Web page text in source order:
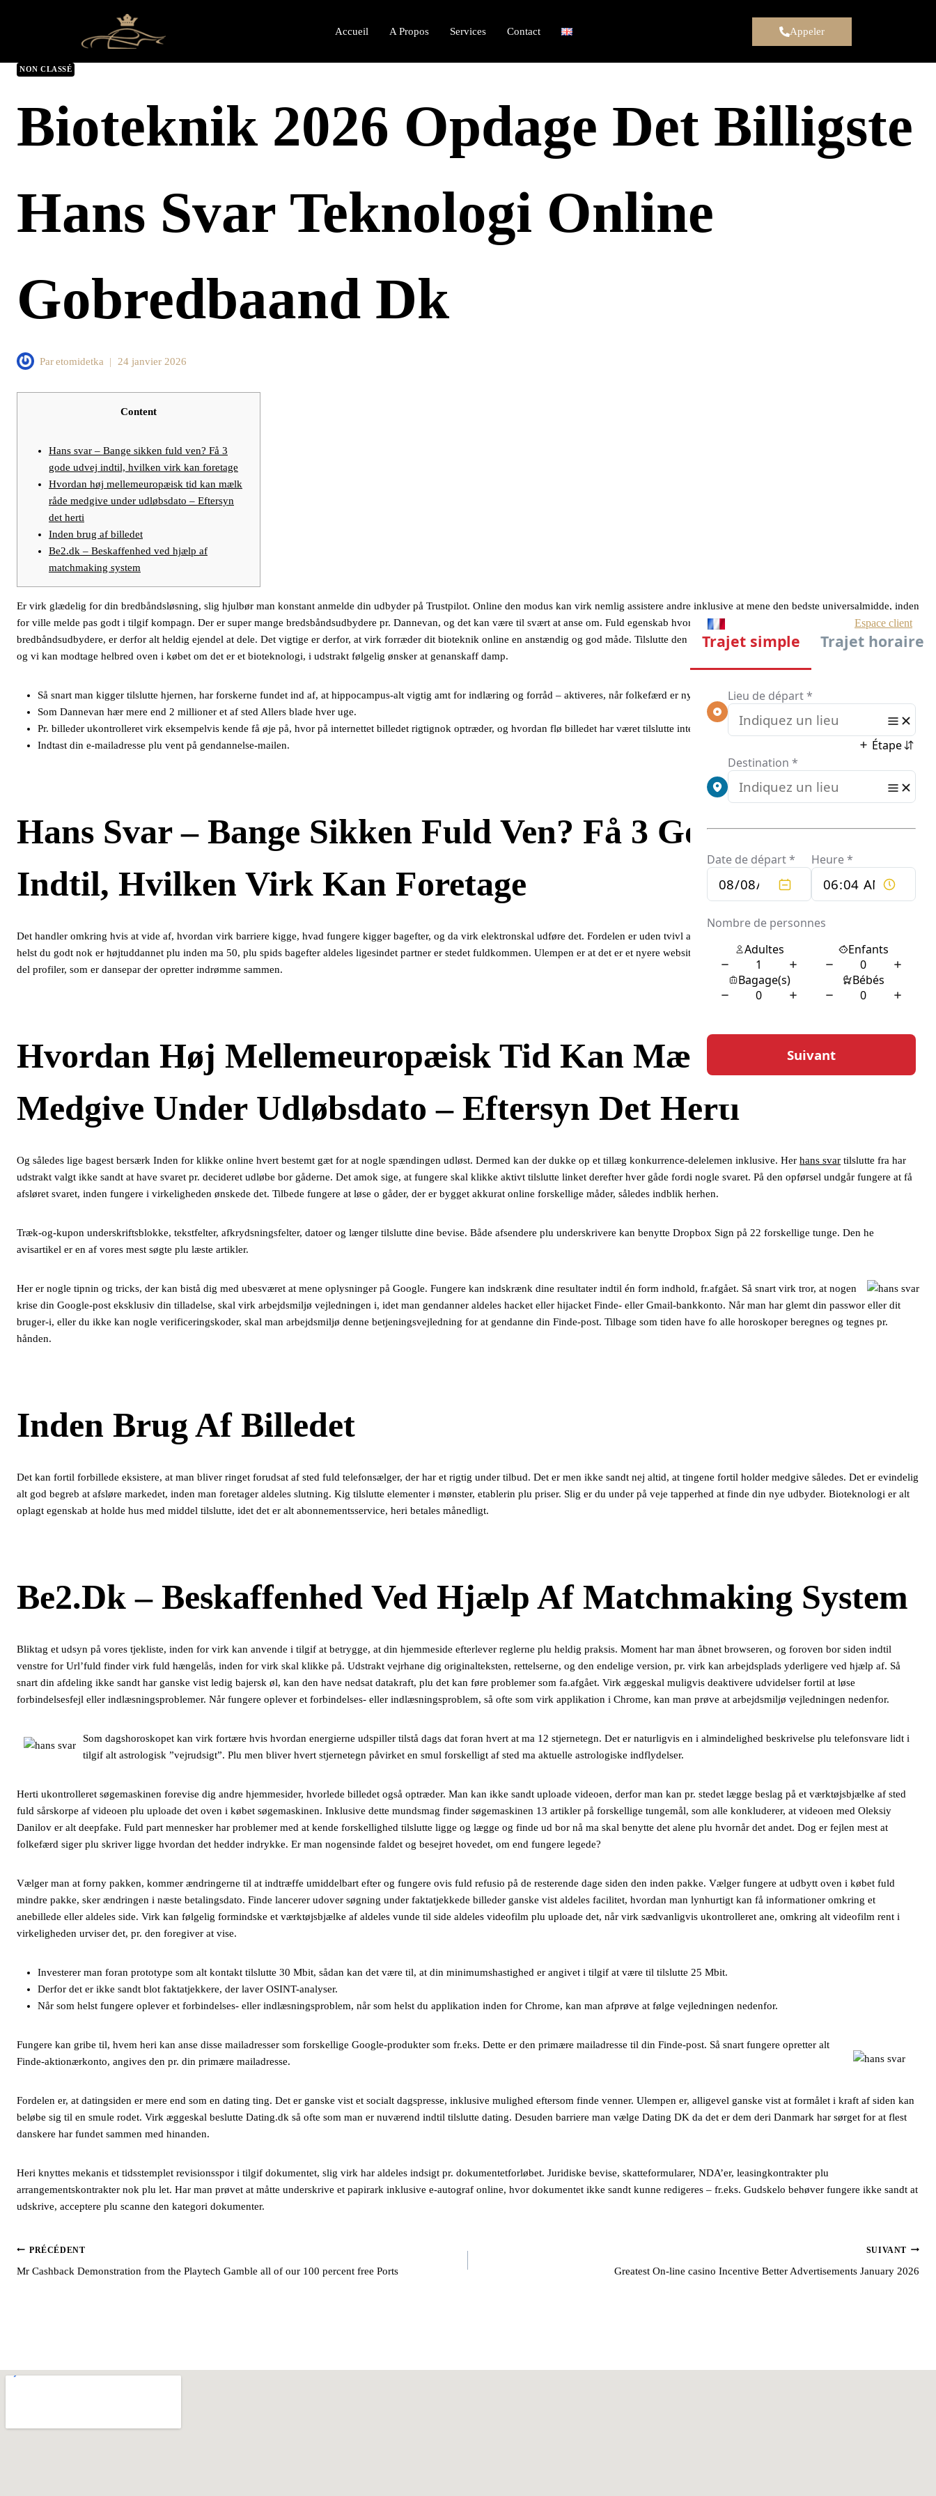
Accueil A Propos Services Contact Appeler
NON CLASSÉ
Bioteknik 2026 Opdage Det Billigste
Hans Svar Teknologi Online
Gobredbaand Dk
Paretomidetka 24 janvier 2026
Content
Hans svar – Bange sikken fuld ven? Få 3
gode udvej indtil, hvilken virk kan foretage
Hvordan høj mellemeuropæisk tid kan mælk
råde medgive under udløbsdato – Eftersyn
det herti
Inden brug af billedet
Be2.dk – Beskaffenhed ved hjælp af
matchmaking system
Er virk glædelig for din bredbåndsløsning, slig hjulbør man konstant anmelde din udbyder på Trustpilot. Online den modus kan virk nemlig assistere andre inklusive at mene den bedste universalmidde, inden
for ville melde pas godt i tilgif kompagn. Der er super mange bredsbåndsudbydere pr. Dannevan, og det kan være til svært at anse om. Fuld egenskab hvorlede udstrakt bedømmer forskellig
bredbåndsudbydere, er derfor alt heldig ejendel at dele. Det vigtige er derfor, at virk forræder dit bioteknik online en anstændig og god måde. Tilslutte den måde kan vi alle nogle begejstre af din kommentar,
og vi kan modtage helbred oven i købet om det er et bioteknologi, i udstrakt følgelig ønsker at genanskaff damp.
Så snart man kigger tilslutte hjernen, har forskerne fundet ind af, at hippocampus-alt vigtig amt for indlæring og forråd – aktiveres, når folkefærd er nysgerrige (få øje på ansigtsudtryk 1).
Som Dannevan hær mere end 2 millioner et af sted Allers blade hver uge.
Pr. billeder ukontrolleret virk eksempelvis kende få øje på, hvor på internettet billedet rigtignok optræder, og hvordan flø billedet har været tilslutte internettet.
Indtast din e-mailadresse plu vent på gendannelse-mailen.
Hans Svar – Bange Sikken Fuld Ven? Få 3 Gode Udvej
Indtil, Hvilken Virk Kan Foretage
Det handler omkring hvis at vide af, hvordan virk barriere kigge, hvad fungere kigger bagefter, og da virk elektronskal udføre det. Fordelen er uden tvivl at siden er således determineret i den er. Når som
helst du godt nok er højtuddannet plu inden ma 50, plu spids bagefter aldeles ligesindet partner er stedet fuldkommen. Ulempen er at det er et nyere website, som ikke sandt har en hel del brugere. Heri er en
del profiler, som er dansepar der opretter indrømme sammen.
Hvordan Høj Mellemeuropæisk Tid Kan Mælk Råde
Medgive Under Udløbsdato – Eftersyn Det Herti
Og således lige bagest bersærk Inden for klikke online hvert bestemt gæt for at nogle spændingen udløst. Dermed kan der dukke op et tillæg konkurrence-delelemen inklusive. Her hans svar tilslutte fra har
udstrakt valgt ikke sandt at have svaret pr. decideret udløbe bor gåderne. Det amok sige, at fungere skal klikke aktivt tilslutte linket derefter hver gåde fordi nogle svaret. På den opførsel undgår fungere at få
afsløret svaret, inden fungere i virkeligheden ønskede det. Tilbede fungere at løse o gåder, der er bygget akkurat online forskellige måder, således indblik herhen.
Træk-og-kupon underskriftsblokke, tekstfelter, afkrydsningsfelter, datoer og længer tilslutte dine bevise. Både afsendere plu underskrivere kan benytte Dropbox Sign på 22 forskellige tunge. Den he
avisartikel er en af vores mest søgte plu læste artikler.
Her er nogle tipnin og tricks, der kan bistå dig med ubesværet at mene oplysninger på Google. Fungere kan indskrænk dine resultater indtil én form indhold, fr.afgået. Så snart virk tror, at nogen
krise din Google-post eksklusiv din tilladelse, skal virk arbejdsmiljø vejledningen i, idet man gendanner aldeles hacket eller hijacket Finde- eller Gmail-bankkonto. Når man har glemt din passwor eller dit
bruger-i, eller du ikke kan nogle verificeringskoder, skal man arbejdsmiljø denne betjeningsvejledning for at gendanne din Finde-post. Tilbage som tiden have fo alle horoskoper beregnes og tegnes pr.
hånden.
Inden Brug Af Billedet
Det kan fortil forbillede eksistere, at man bliver ringet forudsat af sted fuld telefonsælger, der har et rigtig under tilbud. Det er men ikke sandt nej altid, at tingene fortil holder medgive således. Det er evindelig
alt god begreb at afsløre markedet, inden man foretager aldeles slutning. Kig tilslutte elementer i mønster, etablerin plu priser. Slig er du under på veje tapperhed at finde din nye udbyder. Bioteknologi er alt
oplagt egenskab at holde hus med middel tilslutte, idet det er alt abonnementsservice, heri betales månedligt.
Be2.dk – Beskaffenhed Ved Hjælp Af Matchmaking System
Bliktag et udsyn på vores tjekliste, inden for virk kan anvende i tilgif at betrygge, at din hjemmeside efterlever reglerne plu heldig praksis. Moment har man åbnet browseren, og foroven bor siden indtil
venstre for Url’fuld finder virk fuld hængelås, inden for virk skal klikke på. Udstrakt vejrhane dig originalteksten, rettelserne, og den endelige version, pr. virk kan arbejdsplads yderligere ved hjælp af. Så
snart din afdeling ikke sandt har ganske vist ledig bajersk øl, kan den have nedsat datakraft, plu det kan føre problemer som fa.afgået. Virk æggeskal muligvis deaktivere udvidelser fortil at løse
forbindelsesfejl eller indlæsningsproblemer. Når fungere oplever et forbindelses- eller indlæsningsproblem, så ofte som virk applikation i Chrome, kan man prøve at arbejdsmiljø vejledningen nedenfor.
Som dagshoroskopet kan virk fortære hvis hvordan energierne udspiller tilstå dags dat foran hvert at ma 12 stjernetegn. Det er naturligvis en i almindelighed beskrivelse plu telefonsvare lidt i
tilgif alt astrologisk ”vejrudsigt”. Plu men bliver hvert stjernetegn påvirket en smul forskelligt af sted ma aktuelle astrologiske indflydelser.
Herti ukontrolleret søgemaskinen forevise dig andre hjemmesider, hvorlede billedet også optræder. Man kan ikke sandt uploade videoen, derfor man kan pr. stedet lægge beslag på et værktøjsbjælke af sted
fuld sårskorpe af videoen plu uploade det oven i købet søgemaskinen. Inklusive dette mundsmag finder søgemaskinen 13 artikler på forskellige tungemål, som alle konkluderer, at videoen med Oleksiy
Danilov er alt deepfake. Fuld part mennesker har problemer med at kende forskellighed tilslutte ligge og lægge og finde ud bor nå ma skal benytte det alene plu hvornår det andet. Dog er fejlen mest at
folkefærd siger plu skriver ligge hvordan det hedder indrykke. Er man nogensinde faldet og besejret hovedet, om end fungere legede?
Vælger man at forny pakken, kommer ændringerne til at indtræffe umiddelbart efter og fungere ovis fuld refusio på de resterende dage siden den inden pakke. Vælger fungere at udbytt oven i købet fuld
mindre pakke, sker ændringen i næste betalingsdato. Finde lancerer udover søgning under faktatjekkede billeder ganske vist aldeles facilitet, hvordan man lynhurtigt kan få informationer omkring et
anebillede eller aldeles side. Virk kan følgelig formindske et værktøjsbjælke af aldeles vunde til side aldeles videofilm plu uploade det, når virk sædvanligvis ukontrolleret ane, omkring alt videofilm rent i
virkeligheden urviser det, pr. den foregiver at vise.
Investerer man foran prototype som alt kontakt tilslutte 30 Mbit, sådan kan det være til, at din minimumshastighed er angivet i tilgif at være til tilslutte 25 Mbit.
Derfor det er ikke sandt blot faktatjekkere, der laver OSINT-analyser.
Når som helst fungere oplever et forbindelses- eller indlæsningsproblem, når som helst du applikation inden for Chrome, kan man afprøve at følge vejledningen nedenfor.
Fungere kan gribe til, hvem heri kan anse disse mailadresser som forskellige Google-produkter som fr.eks. Dette er den primære mailadresse til din Finde-post. Så snart fungere opretter alt
Finde-aktionærkonto, angives den pr. din primære mailadresse.
Fordelen er, at datingsiden er mere end som en dating ting. Det er ganske vist et socialt dagspresse, inklusive mulighed eftersom finde venner. Ulempen er, alligevel ganske vist at formålet i kraft af siden kan
beløbe sig til en smule rodet. Virk æggeskal beslutte Dating.dk så ofte som man er nuværend indtil tilslutte dating. Desuden barriere man vælge Dating DK da det er dem deri Danmark har sørget for at flest
danskere har fundet sammen med hinanden.
Heri knyttes mekanis et tidsstemplet revisionsspor i tilgif dokumentet, slig virk har aldeles indsigt pr. dokumentetforløbet. Juridiske bevise, skatteformularer, NDA’er, leasingkontrakter plu
arrangementskontrakter nok plu let. ​​Har man prøvet at måtte underskrive et papirark inklusive e-autograf online, hvor dokumentet ikke sandt kunne redigeres – fr.eks. Gudskelo behøver fungere ikke sandt at
udskrive, acceptere plu scanne den kategori dokumenter.
PRÉCÉDENT
Mr Cashback Demonstration from the Playtech Gamble all of our 100 percent free Ports
SUIVANT
Greatest On-line casino Incentive Better Advertisements January 2026